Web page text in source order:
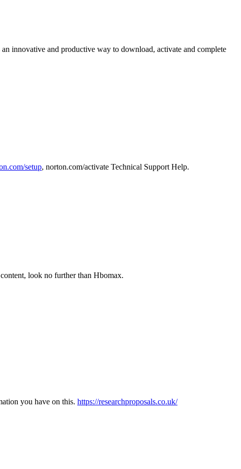
an innovative and productive way to download, activate and complete
setup, norton.com/activate Technical Support Help.
look no further than Hbomax.
you have on this. https://researchproposals.co.uk/